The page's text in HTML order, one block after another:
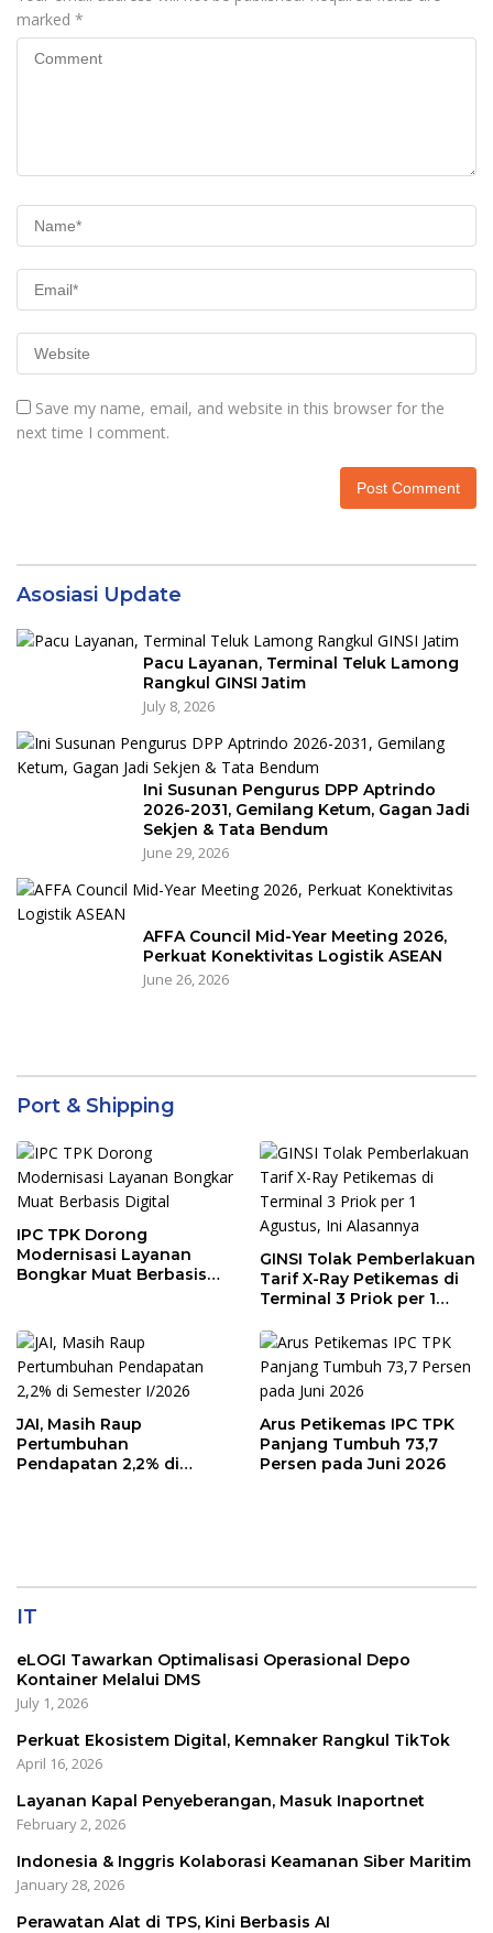
marked *
Save my name, email, and website in this browser for the
next time I comment.
Asosiasi Update
Pacu Layanan, Terminal Teluk Lamong
Rangkul GINSI Jatim
July 8, 2026
Ini Susunan Pengurus DPP Aptrindo
2026-2031, Gemilang Ketum, Gagan Jadi
Sekjen & Tata Bendum
June 29, 2026
AFFA Council Mid-Year Meeting 2026,
Perkuat Konektivitas Logistik ASEAN
June 26, 2026
Port & Shipping
IPC TPK Dorong
Modernisasi Layanan
Bongkar Muat Berbasis
GINSI Tolak Pemberlakuan
Tarif X-Ray Petikemas di
Terminal 3 Priok per 1
JAI, Masih Raup
Pertumbuhan
Pendapatan 2,2% di
Arus Petikemas IPC TPK
Panjang Tumbuh 73,7
Persen pada Juni 2026
IT
eLOGI Tawarkan Optimalisasi Operasional Depo
Kontainer Melalui DMS
July 1, 2026
Perkuat Ekosistem Digital, Kemnaker Rangkul TikTok
April 16, 2026
Layanan Kapal Penyeberangan, Masuk Inaportnet
February 2, 2026
Indonesia & Inggris Kolaborasi Keamanan Siber Maritim
January 28, 2026
Perawatan Alat di TPS, Kini Berbasis AI